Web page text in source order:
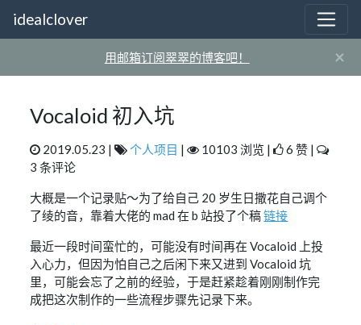
idealclover
用邮箱订阅翠翠的博客吧！ ×
Vocaloid 初入坑
2019.05.23 | 个人项目 | 10103 浏览 |
6 赞 |
3 条评论
大概是一个记录贴～为了给自己 20 岁生日撒花自己调个
了绫的音，靠着大佬的 mad 在 b 站投了个稿链接
最近一段时间蛮忙的，可能没有时间再在 Vocaloid 上投
入心力，但因为怕自己之后闲下来又进到 Vocaloid 坑
里，可能会忘了之前的经验，于是赶紧趁着刚刚制作完
成把这次制作的一些流程步骤先记录下来。